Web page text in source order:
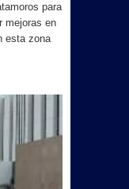
para
mejoras en
esta zona